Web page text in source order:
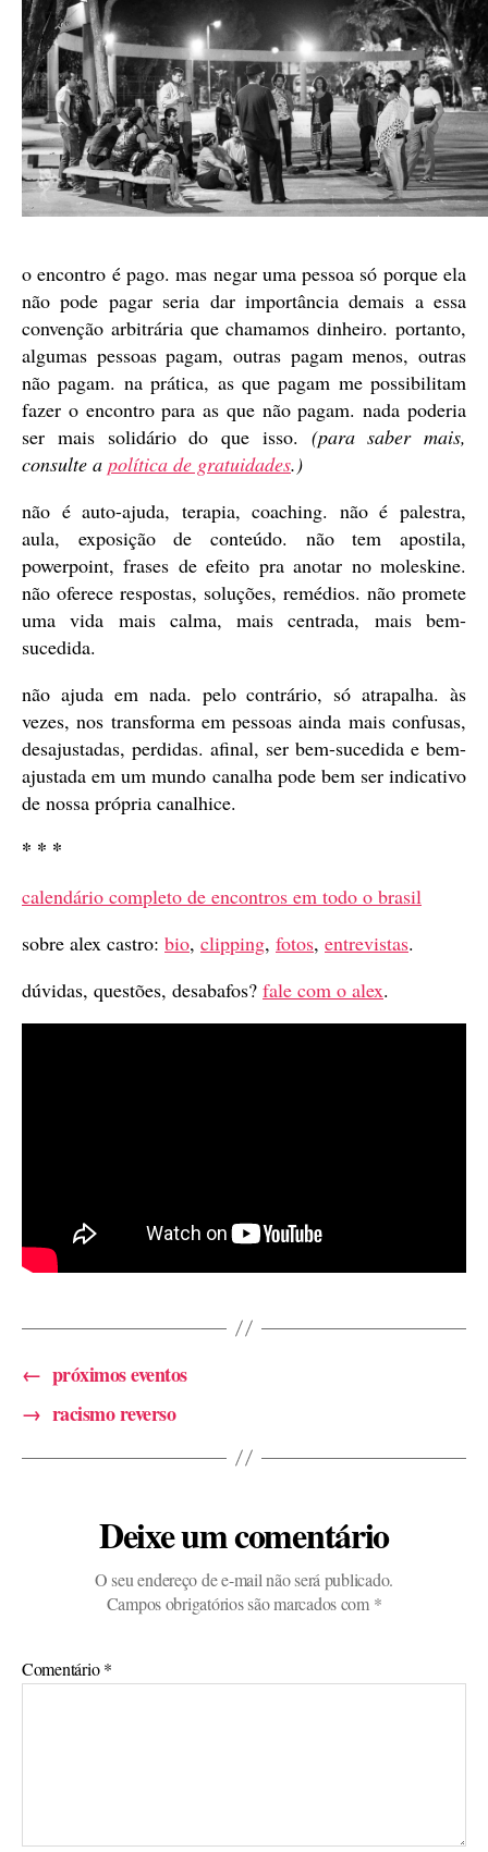
o encontro é pago. mas negar uma pessoa só porque ela
não pode pagar seria dar importância demais a essa
convenção arbitrária que chamamos dinheiro. portanto,
algumas pessoas pagam, outras pagam menos, outras
não pagam. na prática, as que pagam me possibilitam
fazer o encontro para as que não pagam. nada poderia
ser mais solidário do que isso. (para saber mais,
consulte a política de gratuidades.)
não é auto-ajuda, terapia, coaching. não é palestra,
aula, exposição de conteúdo. não tem apostila,
powerpoint, frases de efeito pra anotar no moleskine.
não oferece respostas, soluções, remédios. não promete
uma vida mais calma, mais centrada, mais bem-
sucedida.
não ajuda em nada. pelo contrário, só atrapalha. às
vezes, nos transforma em pessoas ainda mais confusas,
desajustadas, perdidas. afinal, ser bem-sucedida e bem-
ajustada em um mundo canalha pode bem ser indicativo
de nossa própria canalhice.
* * *
calendário completo de encontros em todo o brasil
sobre alex castro: bio, clipping, fotos, entrevistas.
dúvidas, questões, desabafos? fale com o alex.
← próximos eventos
→ racismo reverso
Deixe um comentário
O seu endereço de e-mail não será publicado.
Campos obrigatórios são marcados com *
Comentário*